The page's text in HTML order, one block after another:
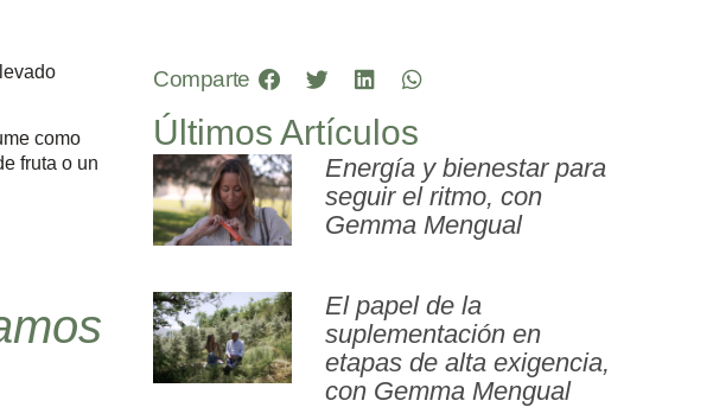
como
fruta o un
Comparte
Últimos Artículos
Energía y bienestar para
seguir el ritmo, con
Gemma Mengual
El papel de la
suplementación en
etapas de alta exigencia,
con Gemma Mengual